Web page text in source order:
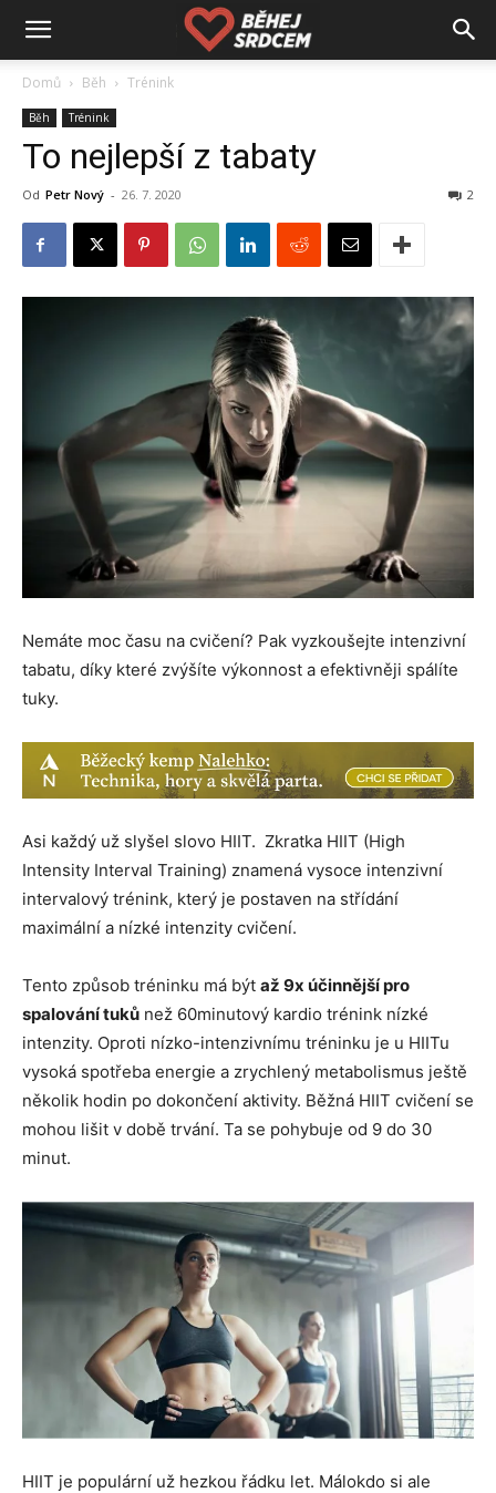
Domů Běh Trénink
Běh Trénink
To nejlepší z tabaty
Od Petr Nový - 26. 7. 2020 2
Nemáte moc času na cvičení? Pak vyzkoušejte intenzivní
tabatu, díky které zvýšíte výkonnost a efektivněji spálíte
tuky.
Asi každý už slyšel slovo HIIT. Zkratka HIIT (High
Intensity Interval Training) znamená vysoce intenzivní
intervalový trénink, který je postaven na střídání
maximální a nízké intenzity cvičení.
Tento způsob tréninku má být až 9x účinnější pro
spalování tuků než 60minutový kardio trénink nízké
intenzity. Oproti nízko-intenzivnímu tréninku je u HIITu
vysoká spotřeba energie a zrychlený metabolismus ještě
několik hodin po dokončení aktivity. Běžná HIIT cvičení se
mohou lišit v době trvání. Ta se pohybuje od 9 do 30
minut.
HIIT je populární už hezkou řádku let. Málokdo si ale